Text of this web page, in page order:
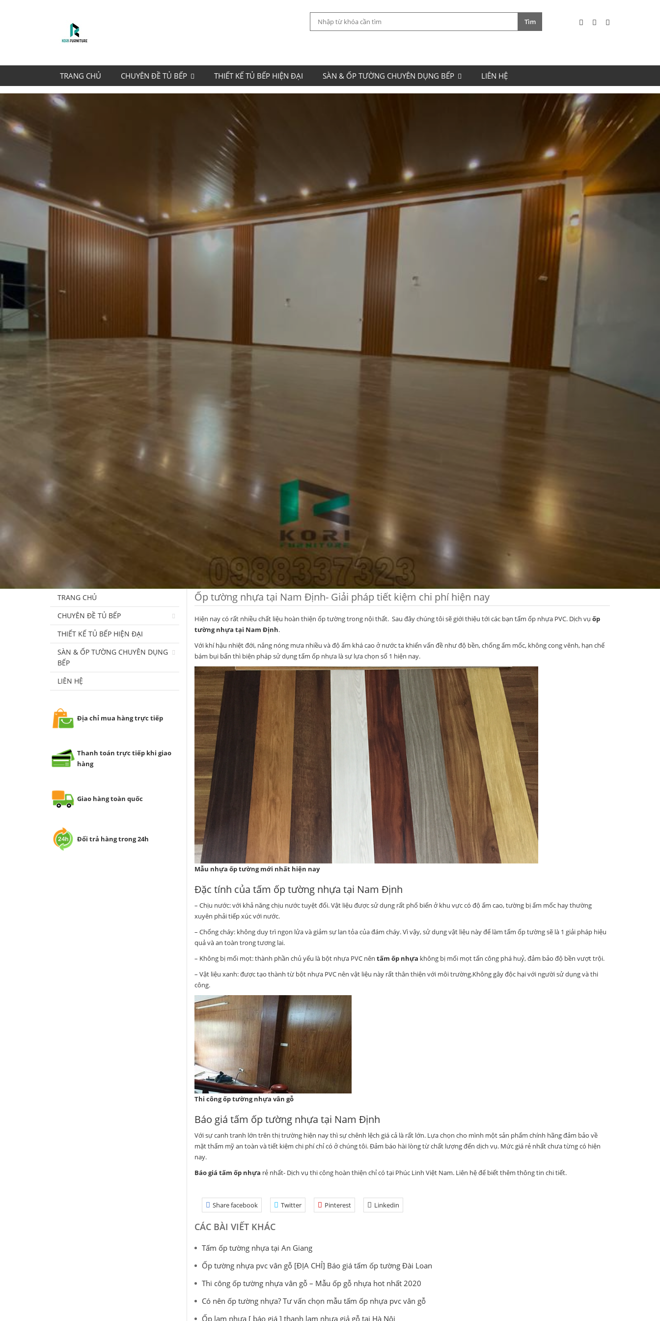
TRANG CHỦ CHUYÊN ĐỀ TỦ BẾP THIẾT KẾ TỦ BẾP HIỆN ĐẠI SÀN & ỐP TƯỜNG CHUYÊN DỤNG BẾP LIÊN HỆ
Ốp tường nhựa tại Nam Định- Giải pháp tiết kiệm chi phí hiện nay
Hiện nay có rất nhiều chất liệu hoàn thiện ốp tường trong nội thất. Sau đây chúng tôi sẽ giới thiệu tới các bạn tấm ốp nhựa PVC. Dịch vụ ốp
tường nhựa tại Nam Định.
Với khí hậu nhiệt đới, nắng nóng mưa nhiều và độ ẩm khá cao ở nước ta khiến vấn đề như độ bền, chống ẩm mốc, không cong vênh, hạn chế
bám bụi bẩn thì biện pháp sử dụng tấm ốp nhựa là sự lựa chọn số 1 hiện nay.
Mẫu nhựa ốp tường mới nhất hiện nay
Đặc tính của tấm ốp tường nhựa tại Nam Định
– Chịu nước: với khả năng chịu nước tuyệt đối. Vật liệu được sử dụng rất phổ biến ở khu vực có độ ẩm cao, tường bị ẩm mốc hay thường
xuyên phải tiếp xúc với nước.
– Chống cháy: không duy trì ngọn lửa và giảm sự lan tỏa của đám cháy. Vì vậy, sử dụng vật liệu này để làm tấm ốp tường sẽ là 1 giải pháp hiệu
quả và an toàn trong tương lai.
– Không bị mối mọt: thành phần chủ yếu là bột nhựa PVC nên tấm ốp nhựa không bị mối mọt tấn công phá huỷ, đảm bảo độ bền vượt trội.
– Vật liệu xanh: được tạo thành từ bột nhựa PVC nên vật liệu này rất thân thiện với môi trường.Không gây độc hại với người sử dụng và thi
công.
Thi công ốp tường nhựa vân gỗ
Báo giá tấm ốp tường nhựa tại Nam Định
Với sự canh tranh lớn trên thị trường hiện nay thì sự chênh lệch giá cả là rất lớn. Lựa chọn cho mình một sản phẩm chính hãng đảm bảo về
mặt thẩm mỹ an toàn và tiết kiệm chi phí chỉ có ở chúng tôi. Đảm báo hài lòng từ chất lượng đến dịch vụ. Mức giá rẻ nhất chưa từng có hiện
nay.
Báo giá tấm ốp nhựa rẻ nhất- Dịch vụ thi công hoàn thiện chỉ có tại Phúc Linh Việt Nam. Liên hệ để biết thêm thông tin chi tiết.
Share facebook Twitter Pinterest Linkedin
CÁC BÀI VIẾT KHÁC
Tấm ốp tường nhựa tại An Giang
Ốp tường nhựa pvc vân gỗ [ĐỊA CHỈ] Báo giá tấm ốp tường Đài Loan
Thi công ốp tường nhựa vân gỗ – Mẫu ốp gỗ nhựa hot nhất 2020
Có nên ốp tường nhựa? Tư vấn chọn mẫu tấm ốp nhựa pvc vân gỗ
Ốp lam nhựa [ báo giá ] thanh lam nhựa giả gỗ tại Hà Nội
TRANG CHỦ
CHUYÊN ĐỀ TỦ BẾP
THIẾT KẾ TỦ BẾP HIỆN ĐẠI
SÀN & ỐP TƯỜNG CHUYÊN DỤNG
BẾP
LIÊN HỆ
Địa chỉ mua hàng trực tiếp
Thanh toán trực tiếp khi giao
hàng
Giao hàng toàn quốc
Đổi trả hàng trong 24h